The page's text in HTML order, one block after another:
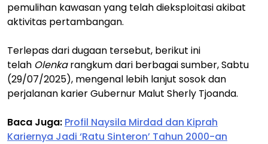
pemulihan kawasan yang telah dieksploitasi akibat
aktivitas pertambangan.
Terlepas dari dugaan tersebut, berikut ini
telah Olenkarangkum dari berbagai sumber, Sabtu
(29/07/2025), mengenal lebih lanjut sosok dan
perjalanan karier Gubernur Malut Sherly Tjoanda.
Baca Juga: Profil Naysila Mirdad dan Kiprah
Kariernya Jadi ‘Ratu Sinteron’ Tahun 2000-an